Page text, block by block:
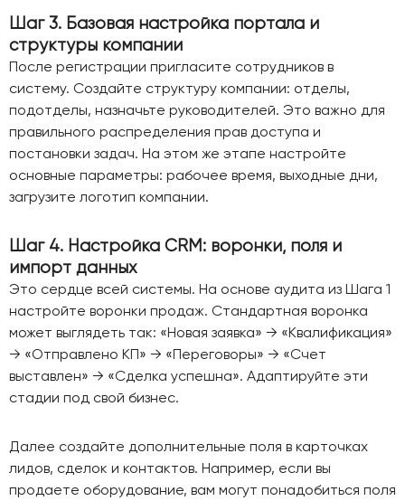
Шаг 3. Базовая настройка портала и
структуры компании
После регистрации пригласите сотрудников в
систему. Создайте структуру компании: отделы,
подотделы, назначьте руководителей. Это важно для
правильного распределения прав доступа и
постановки задач. На этом же этапе настройте
основные параметры: рабочее время, выходные дни,
загрузите логотип компании.
Шаг 4. Настройка CRM: воронки, поля и
импорт данных
Это сердце всей системы. На основе аудита из Шага 1
настройте воронки продаж. Стандартная воронка
может выглядеть так: «Новая заявка» → «Квалификация»
→ «Отправлено КП» → «Переговоры» → «Счет
выставлен» → «Сделка успешна». Адаптируйте эти
стадии под свой бизнес.
Далее создайте дополнительные поля в карточках
лидов, сделок и контактов. Например, если вы
продаете оборудование, вам могут понадобиться поля